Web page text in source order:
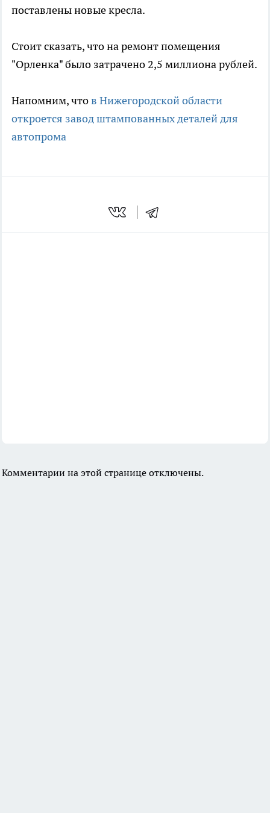
поставлены новые кресла.
Стоит сказать, что на ремонт помещения
"Орленка" было затрачено 2,5 миллиона рублей.
Напомним, чтов Нижегородской области
откроется завод штампованных деталей для
автопрома
Комментарии на этой странице отключены.